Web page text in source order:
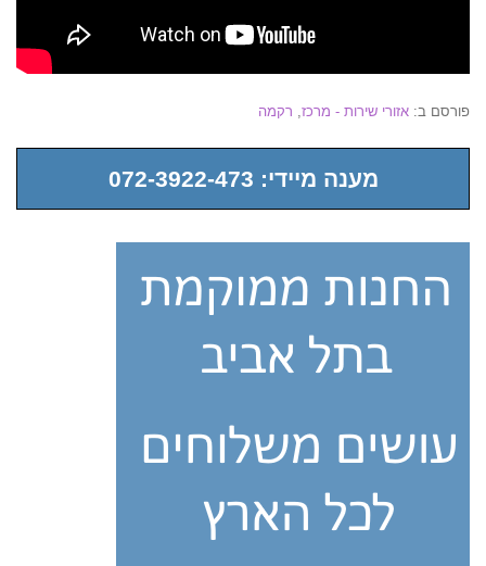
פורסם ב: אזורי שירות - מרכז רקמה
מענה מיידי: 072-3922-473